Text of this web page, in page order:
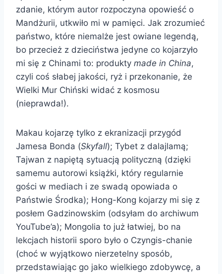
zdanie, którym autor rozpoczyna opowieść o
Mandżurii, utkwiło mi w pamięci. Jak zrozumieć
państwo, które niemalże jest owiane legendą,
bo przecież z dzieciństwa jedyne co kojarzyło
mi się z Chinami to: produkty made in China,
czyli coś słabej jakości, ryż i przekonanie, że
Wielki Mur Chiński widać z kosmosu
(nieprawda!).
Makau kojarzę tylko z ekranizacji przygód
Jamesa Bonda (Skyfall); Tybet z dalajlamą;
Tajwan z napiętą sytuacją polityczną (dzięki
samemu autorowi książki, który regularnie
gości w mediach i ze swadą opowiada o
Państwie Środka); Hong-Kong kojarzy mi się z
posłem Gadzinowskim (odsyłam do archiwum
YouTube’a); Mongolia to już łatwiej, bo na
lekcjach historii sporo było o Czyngis-chanie
(choć w wyjątkowo nierzetelny sposób,
przedstawiając go jako wielkiego zdobywcę, a